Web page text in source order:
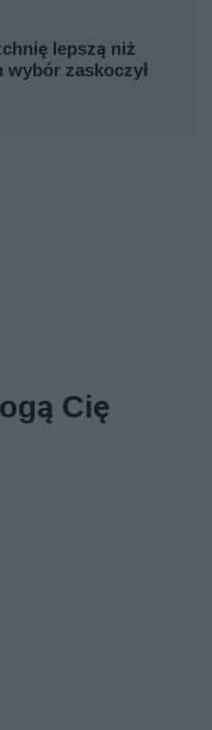
lepszą niż
wybór zaskoczył
Cię